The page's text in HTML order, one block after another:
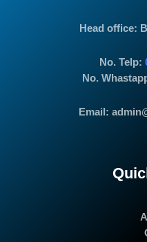
Head office:
No. Telp:
No.
Email: